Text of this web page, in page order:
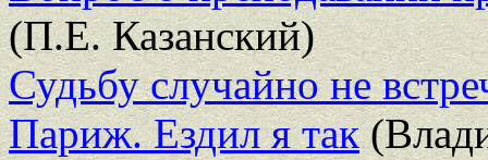
(П.Е. Казанский)
Судьбу случайно не
Париж. Ездил я так